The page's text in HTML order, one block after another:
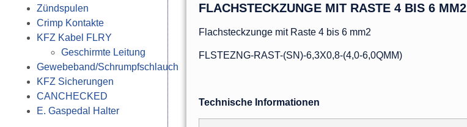
Zündspulen
Crimp Kontakte
KFZ Kabel FLRY
Geschirmte Leitung
Gewebeband/Schrumpfschlauch
KFZ Sicherungen
CANCHECKED
E. Gaspedal Halter
FLACHSTECKZUNGE MIT RASTE 4 BIS 6 MM2
Flachsteckzunge mit Raste 4 bis 6 mm2
FLSTEZNG-RAST-(SN)-6,3X0,8-(4,0-6,0QMM)
Technische Informationen